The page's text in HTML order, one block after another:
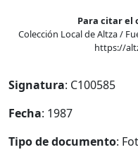
Para citar el
Colección Local de Altza /
https://
Signatura: C100585
Fecha: 1987
Tipo de documento: